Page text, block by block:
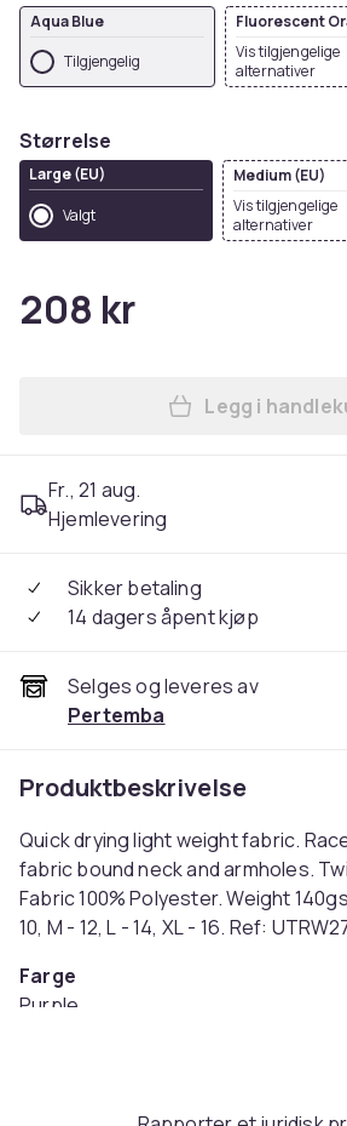
Aqua Blue
Tilgjengelig
Fluorescent
Vis tilgjengelige
alternativer
Størrelse
Large (EU)
Valgt
Medium (EU)
Vis tilgjengelige
alternativer
208 kr
Legg
Legg i
Fr., 21 aug.
Hjemlevering
Sikker betaling
14 dagers åpent kjøp
Selges og leveres av
Pertemba
Produktbeskrivelse
Quick drying light weight fabric.
fabric bound neck and armholes.
Fabric 100% Polyester. Weight
10, M - 12, L - 14, XL - 16. Ref:
Farge
Purple